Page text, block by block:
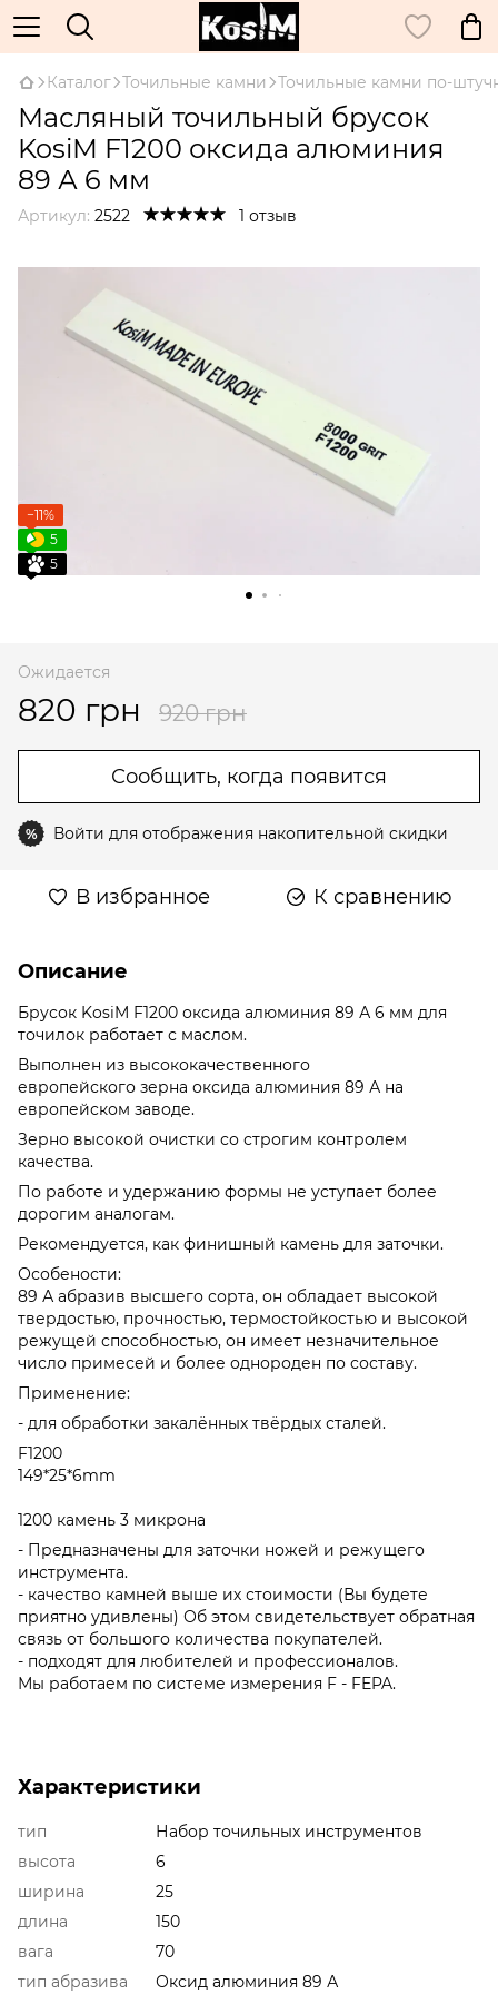
Каталог Точильные камни Точильные камни по-
Масляный точильный брусок
KosiM F1200 оксида алюминия
89 А 6 мм
Артикул: 2522 1 отзыв
−11%
5
5
Ожидается
820 грн 920 грн
Сообщить, когда появится
% Войти для отображения накопительной скидки
В избранное К сравнению
Описание
Брусок KosiM F1200 оксида алюминия 89 А 6 мм для
точилок работает с маслом.
Выполнен из высококачественного
европейского зерна оксида алюминия 89 А на
европейском заводе.
Зерно высокой очистки со строгим контролем
качества.
По работе и удержанию формы не уступает более
дорогим аналогам.
Рекомендуется, как финишный камень для заточки.
Особености:
89 А абразив высшего сорта, он обладает высокой
твердостью, прочностью, термостойкостью и высокой
режущей способностью, он имеет незначительное
число примесей и более однороден по составу.
Применение:
- для обработки закалённых твёрдых сталей.
F1200
149*25*6mm
1200 камень 3 микрона
- Предназначены для заточки ножей и режущего
инструмента.
- качество камней выше их стоимости (Вы будете
приятно удивлены) Об этом свидетельствует обратная
связь от большого количества покупателей.
- подходят для любителей и профессионалов.
Мы работаем по системе измерения F - FEPA.
Характеристики
тип
Набор точильных инструментов
высота
6
ширина
25
длина
150
вага
70
тип абразива
Оксид алюминия 89 А